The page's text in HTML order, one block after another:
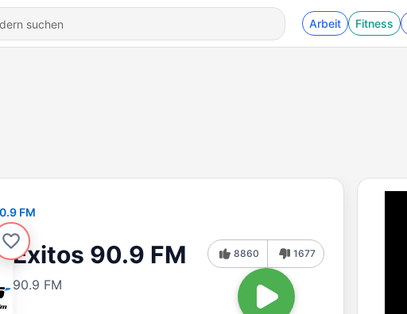
Arbeit Fitness
FM
Exitos 90.9 FM
90.9 FM
8860 1677